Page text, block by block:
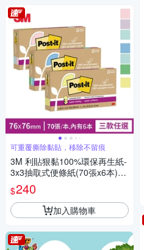
可重覆撕除黏貼，移除不留痕
3M 利貼狠黏100%環保再生紙-
3x3抽取式便條紙(70張x6本)
(粉嫩色系/藍綠色系/黃色-任選)
$240
加入購物車